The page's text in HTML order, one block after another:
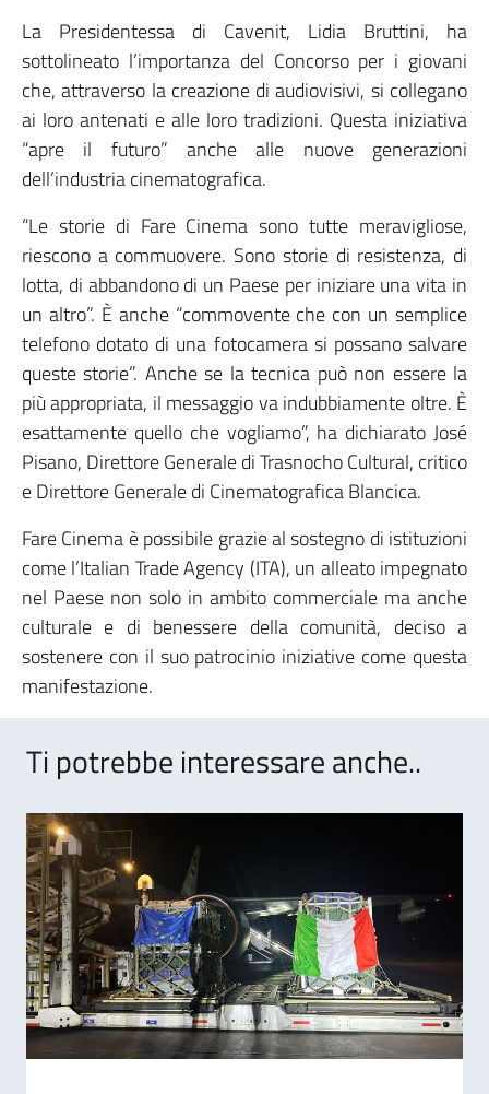
La Presidentessa di Cavenit, Lidia Bruttini, ha
sottolineato l’importanza del Concorso per i giovani
che, attraverso la creazione di audiovisivi, si collegano
ai loro antenati e alle loro tradizioni. Questa iniziativa
“apre il futuro” anche alle nuove generazioni
dell’industria cinematografica.
“Le storie di Fare Cinema sono tutte meravigliose,
riescono a commuovere. Sono storie di resistenza, di
lotta, di abbandono di un Paese per iniziare una vita in
un altro”. È anche “commovente che con un semplice
telefono dotato di una fotocamera si possano salvare
queste storie”. Anche se la tecnica può non essere la
più appropriata, il messaggio va indubbiamente oltre. È
esattamente quello che vogliamo”, ha dichiarato José
Pisano, Direttore Generale di Trasnocho Cultural, critico
e Direttore Generale di Cinematografica Blancica.
Fare Cinema è possibile grazie al sostegno di istituzioni
come l’Italian Trade Agency (ITA), un alleato impegnato
nel Paese non solo in ambito commerciale ma anche
culturale e di benessere della comunità, deciso a
sostenere con il suo patrocinio iniziative come questa
manifestazione.
Ti potrebbe interessare anche..